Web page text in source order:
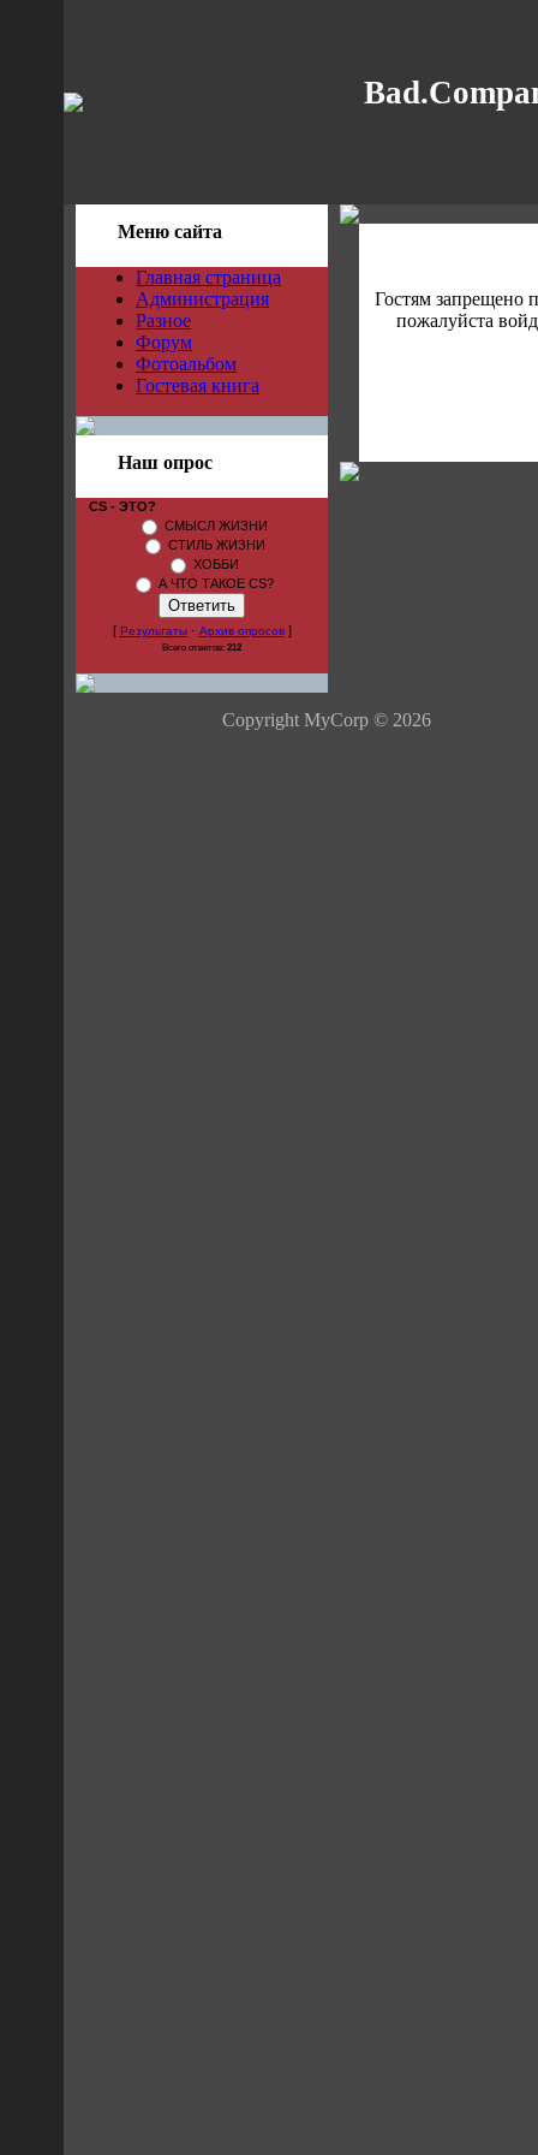
Меню сайта
Главная страница
Администрация
Разное
Форум
Фотоальбом
Гостевая книга
Наш опрос
CS - ЭТО?
СМЫСЛ ЖИЗНИ
СТИЛЬ ЖИЗНИ
ХОББИ
А ЧТО ТАКОЕ CS?
[ Результаты· Архив опросов]
Всего ответов: 212
Гостям запрещено
пожалуйста
Copyright MyCorp © 2026